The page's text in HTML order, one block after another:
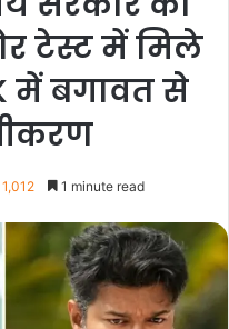
टेस्ट में मिले
में बगावत से
1,012 1 minute read